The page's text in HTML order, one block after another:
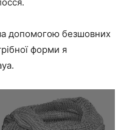
допомогою безшовних
форми я